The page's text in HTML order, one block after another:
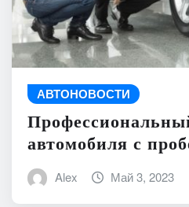
АВТОНОВОСТИ
автомобиля с
Alex Май 3, 2023